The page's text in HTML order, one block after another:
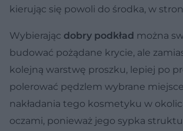
kierując się powoli do środka, w
Wybierając dobry podkład można
budować pożądane krycie, ale
kolejną warstwę proszku, lepiej po
polerować pędzlem wybrane
nakładania tego kosmetyku w
oczami, ponieważ jego sypka